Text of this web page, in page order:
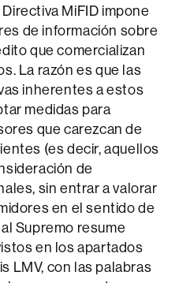
MiFID impone
de información sobre
que comercializan
La razón es que las
inherentes a estos
medidas para
que carezcan de
(es decir, aquellos
de
sin entrar a valorar
en el sentido de
Supremo resume
en los apartados
LMV, con las palabras